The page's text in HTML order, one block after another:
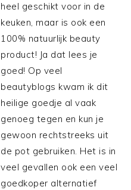
heel geschikt voor in de
keuken, maar is ook een
100% natuurlijk beauty
product! Ja dat lees je
goed! Op veel
beautyblogs kwam ik dit
heilige goedje al vaak
genoeg tegen en kun je
gewoon rechtstreeks uit
de pot gebruiken. Het is in
veel gevallen ook een veel
goedkoper alternatief